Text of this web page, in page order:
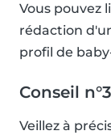
Vous pouvez
rédaction
profil de
Conseil
Veillez à